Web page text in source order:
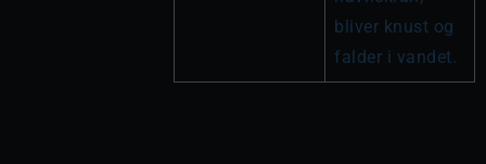
bliver knust og
falder i vandet.